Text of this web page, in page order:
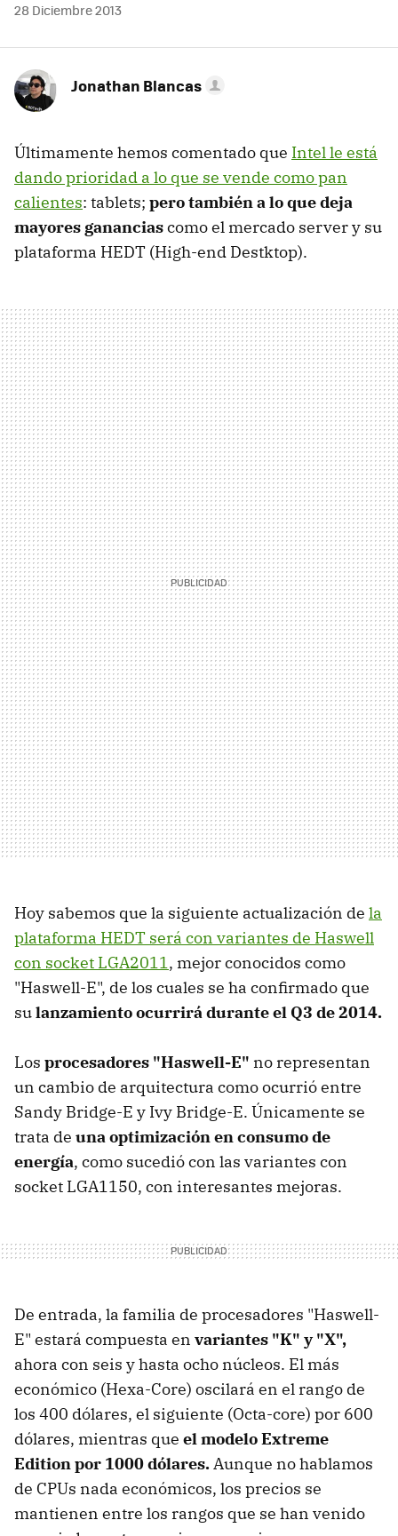
28 Diciembre 2013
Jonathan Blancas
Últimamente hemos comentado que Intel le está
dando prioridad a lo que se vende como pan
calientes: tablets; pero también a lo que deja
mayores gananciascomo el mercado server y su
plataforma HEDT (High-end Destktop).
Hoy sabemos que la siguiente actualización de la
plataforma HEDT será con variantes de Haswell
con socket LGA2011, mejor conocidos como
"Haswell-E", de los cuales se ha confirmado que
sulanzamiento ocurrirá durante el Q3 de 2014.
Los procesadores "Haswell-E" no representan
un cambio de arquitectura como ocurrió entre
Sandy Bridge-E y Ivy Bridge-E. Únicamente se
trata de una optimización en consumo de
energía, como sucedió con las variantes con
socket LGA1150, con interesantes mejoras.
De entrada, la familia de procesadores "Haswell-
E" estará compuesta en variantes "K" y "X",
ahora con seis y hasta ocho núcleos. El más
económico (Hexa-Core) oscilará en el rango de
los 400 dólares, el siguiente (Octa-core) por 600
dólares, mientras que el modelo Extreme
Edition por 1000 dólares.Aunque no hablamos
de CPUs nada económicos, los precios se
mantienen entre los rangos que se han venido